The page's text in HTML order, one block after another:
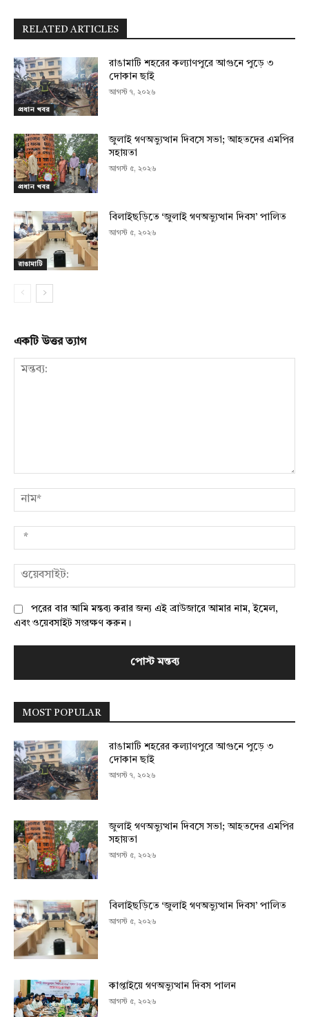
RELATED ARTICLES
প্রধান খবর
রাঙামাটি শহরের কল্যাণপুরে আগুনে পুড়ে ৩
দোকান ছাই
আগস্ট ৭, ২০২৬
প্রধান খবর
জুলাই গণঅভ্যুত্থান দিবসে সভা; আহতদের এমপির
সহায়তা
আগস্ট ৫, ২০২৬
রাঙামাটি
বিলাইছড়িতে ‘জুলাই গণঅভ্যুত্থান দিবস’ পালিত
আগস্ট ৫, ২০২৬
একটি উত্তর ত্যাগ
পরের বার আমি মন্তব্য করার জন্য এই ব্রাউজারে আমার নাম, ইমেল,
এবং ওয়েবসাইট সংরক্ষণ করুন।
MOST POPULAR
রাঙামাটি শহরের কল্যাণপুরে আগুনে পুড়ে ৩
দোকান ছাই
আগস্ট ৭, ২০২৬
জুলাই গণঅভ্যুত্থান দিবসে সভা; আহতদের এমপির
সহায়তা
আগস্ট ৫, ২০২৬
বিলাইছড়িতে ‘জুলাই গণঅভ্যুত্থান দিবস’ পালিত
আগস্ট ৫, ২০২৬
কাপ্তাইয়ে গণঅভ্যুত্থান দিবস পালন
আগস্ট ৫, ২০২৬